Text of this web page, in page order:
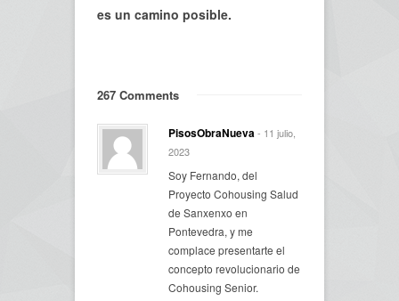
es un camino posible.
267 Comments
PisosObraNueva- 11 julio,
2023
Soy Fernando, del
Proyecto Cohousing Salud
de Sanxenxo en
Pontevedra, y me
complace presentarte el
concepto revolucionario de
Cohousing Senior.